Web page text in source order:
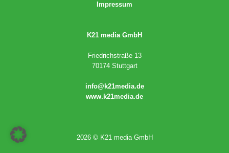
Impressum
K21 media GmbH
Friedrichstraße 13
70174 Stuttgart
info@k21media.de
www.k21media.de
2026 © K21 media GmbH